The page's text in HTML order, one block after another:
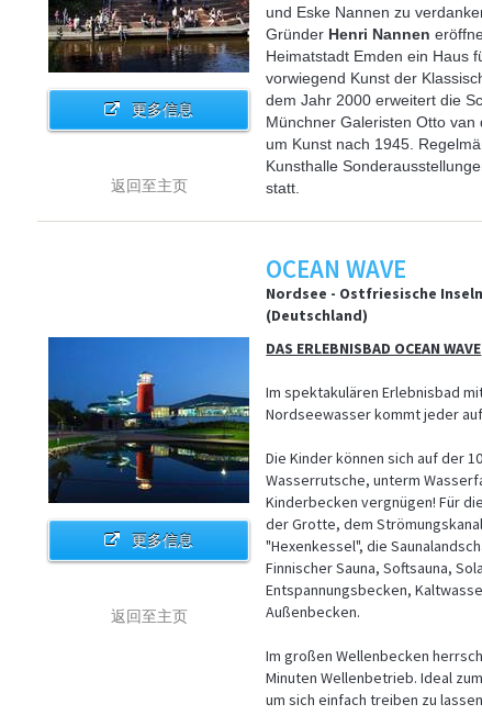
更多信息
返回至主页
und Eske Nannen zu
Gründer Henri Nannen
Heimatstadt Emden ein Haus
vorwiegend Kunst der
dem Jahr 2000 erweitert die
Münchner Galeristen Otto van
um Kunst nach 1945.
Kunsthalle
statt.
OCEAN WAVE
Nordsee - Ostfriesische
(Deutschland)
更多信息
返回至主页
DAS ERLEBNISBAD OCEAN WAVE
Im spektakulären Erlebnisbad
Nordseewasser kommt jeder
Die Kinder können sich auf der
Wasserrutsche, unterm
Kinderbecken vergnügen! Für
der Grotte, dem
"Hexenkessel", die
Finnischer Sauna, Softsauna,
Entspannungsbecken,
Außenbecken.
Im großen Wellenbecken
Minuten Wellenbetrieb. Ideal
um sich einfach treiben zu